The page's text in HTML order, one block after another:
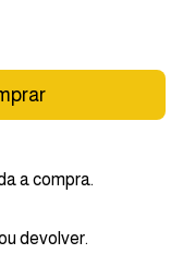
a compra.
devolver.